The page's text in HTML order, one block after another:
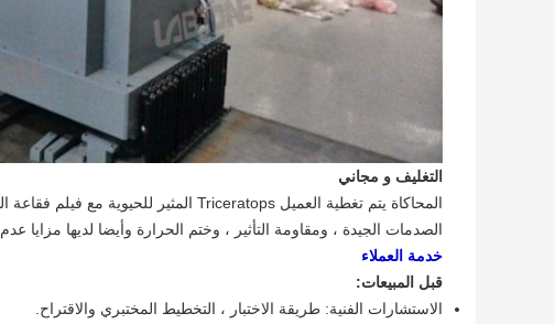
التغليف و مجاني
المحاكاة يتم تغطية العميل Triceratops المثير للحيوية مع فيلم فقاعة الهواء قبل وضعها في حالة خشبية ،
الصدمات الجيدة ، ومقاومة التأثير ، وختم الحرارة وأيضا لديها مزايا عدم
خدمة العملاء
قبل المبيعات:
الاستشارات الفنية: طريقة الاختبار ، التخطيط المختبري والاقتراح.